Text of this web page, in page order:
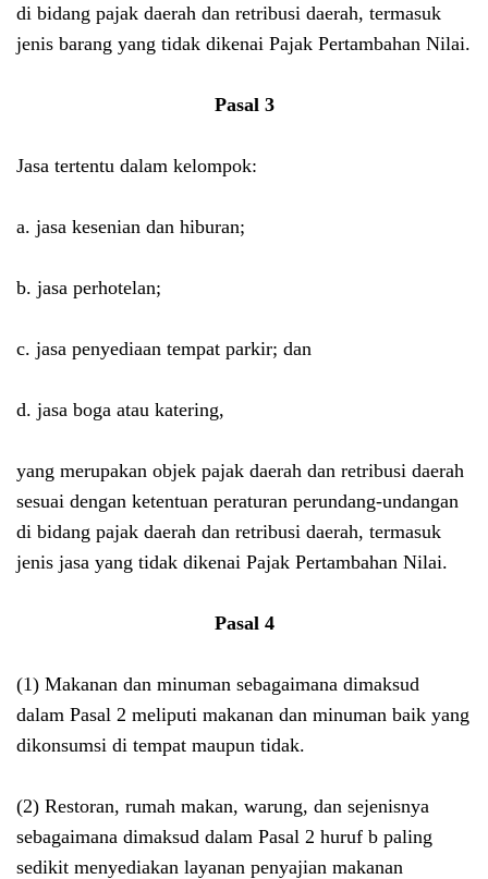
di bidang pajak daerah dan retribusi daerah, termasuk
jenis barang yang tidak dikenai Pajak Pertambahan Nilai.
Pasal 3
Jasa tertentu dalam kelompok:
a. jasa kesenian dan hiburan;
b. jasa perhotelan;
c. jasa penyediaan tempat parkir; dan
d. jasa boga atau katering,
yang merupakan objek pajak daerah dan retribusi daerah
sesuai dengan ketentuan peraturan perundang-undangan
di bidang pajak daerah dan retribusi daerah, termasuk
jenis jasa yang tidak dikenai Pajak Pertambahan Nilai.
Pasal 4
(1) Makanan dan minuman sebagaimana dimaksud
dalam Pasal 2 meliputi makanan dan minuman baik yang
dikonsumsi di tempat maupun tidak.
(2) Restoran, rumah makan, warung, dan sejenisnya
sebagaimana dimaksud dalam Pasal 2 huruf b paling
sedikit menyediakan layanan penyajian makanan